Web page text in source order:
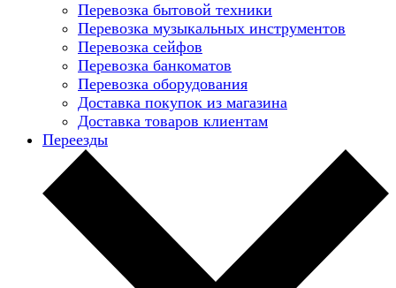
Перевозка бытовой техники
Перевозка музыкальных инструментов
Перевозка сейфов
Перевозка банкоматов
Перевозка оборудования
Доставка покупок из магазина
Доставка товаров клиентам
Переезды